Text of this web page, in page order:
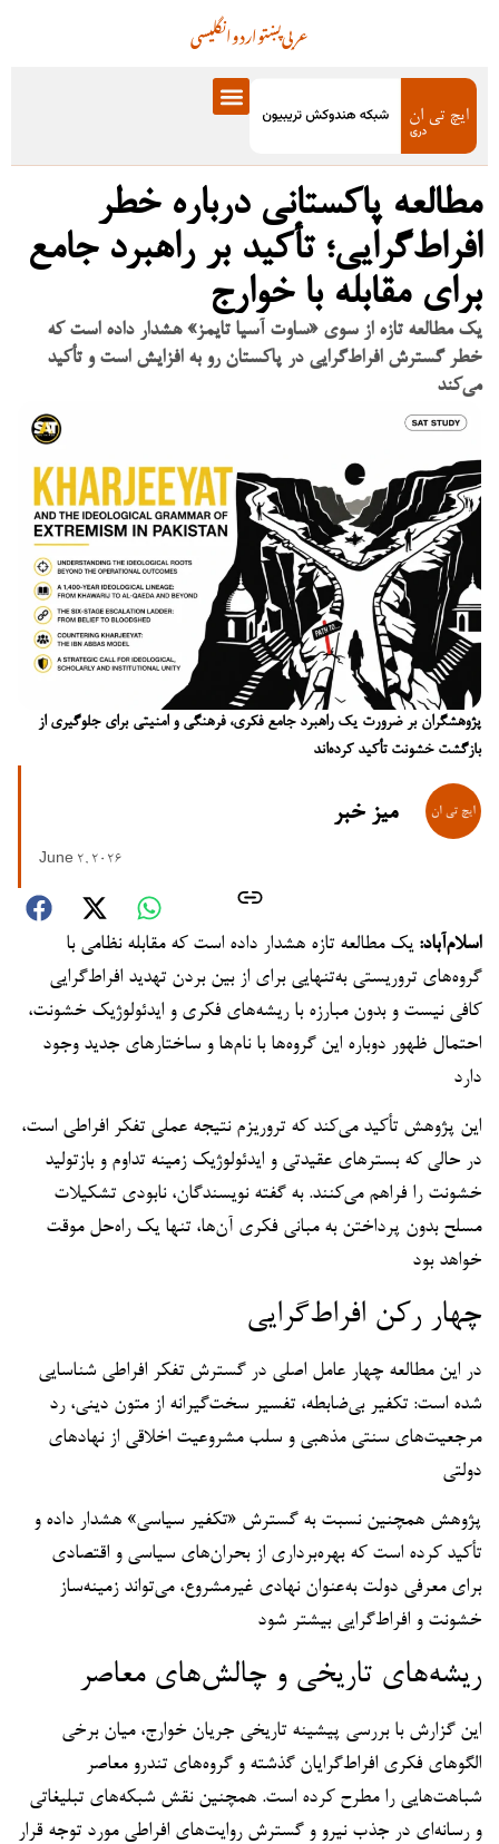
انگلیسیاردوپښتوعربی
مطالعه پاکستانی درباره خطر
افراط‌گرایی؛ تأکید بر راهبرد جامع
برای مقابله با خوارج
یک مطالعه تازه از سوی «ساوت آسیا تایمز» هشدار داده است که
خطر گسترش افراط‌گرایی در پاکستان رو به افزایش است و تأکید
می‌کند
پژوهشگران بر ضرورت یک راهبرد جامع فکری، فرهنگی و امنیتی برای جلوگیری از
بازگشت خشونت تأکید کرده‌اند
میز خبر
June 2, 2026
اسلام‌آباد: یک مطالعه تازه هشدار داده است که مقابله نظامی با
گروه‌های تروریستی به‌تنهایی برای از بین بردن تهدید افراط‌گرایی
کافی نیست و بدون مبارزه با ریشه‌های فکری و ایدئولوژیک خشونت،
احتمال ظهور دوباره این گروه‌ها با نام‌ها و ساختارهای جدید وجود
دارد
این پژوهش تأکید می‌کند که تروریزم نتیجه عملی تفکر افراطی است،
در حالی که بسترهای عقیدتی و ایدئولوژیک زمینه تداوم و بازتولید
خشونت را فراهم می‌کنند. به گفته نویسندگان، نابودی تشکیلات
مسلح بدون پرداختن به مبانی فکری آن‌ها، تنها یک راه‌حل موقت
خواهد بود
چهار رکن افراط‌گرایی
در این مطالعه چهار عامل اصلی در گسترش تفکر افراطی شناسایی
شده است: تکفیر بی‌ضابطه، تفسیر سخت‌گیرانه از متون دینی، رد
مرجعیت‌های سنتی مذهبی و سلب مشروعیت اخلاقی از نهادهای
دولتی
پژوهش همچنین نسبت به گسترش «تکفیر سیاسی» هشدار داده و
تأکید کرده است که بهره‌برداری از بحران‌های سیاسی و اقتصادی
برای معرفی دولت به‌عنوان نهادی غیرمشروع، می‌تواند زمینه‌ساز
خشونت و افراط‌گرایی بیشتر شود
ریشه‌های تاریخی و چالش‌های معاصر
این گزارش با بررسی پیشینه تاریخی جریان خوارج، میان برخی
الگوهای فکری افراط‌گرایان گذشته و گروه‌های تندرو معاصر
شباهت‌هایی را مطرح کرده است. همچنین نقش شبکه‌های تبلیغاتی
و رسانه‌ای در جذب نیرو و گسترش روایت‌های افراطی مورد توجه قرار